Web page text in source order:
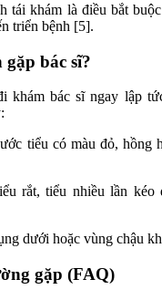
tái khám là điều bắt
triển bệnh [5].
bác sĩ?
khám bác sĩ ngay lập
tiểu có màu đỏ, hồng
rắt, tiểu nhiều lần kéo
dưới hoặc vùng chậu
gặp (FAQ)